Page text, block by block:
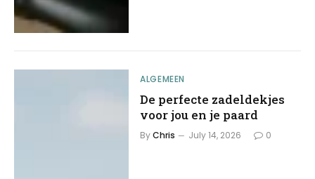
ALGEMEEN
De perfecte zadeldekjes
voor jou en je paard
ByChris July 14, 2026 0